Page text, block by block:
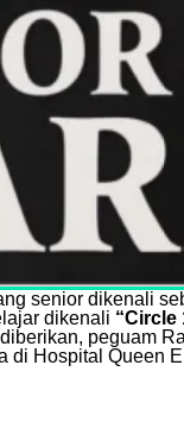
senior dikenali
dikenali “Circle
peguam
di Hospital Queen